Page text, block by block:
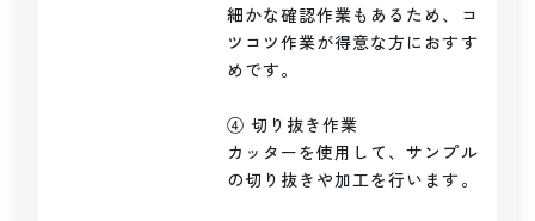
細かな確認作業もあるため、コ
ツコツ作業が得意な方におすす
めです。
④ 切り抜き作業
カッターを使用して、サンプル
の切り抜きや加工を行います。